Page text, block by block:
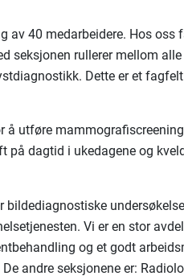
av 40 medarbeidere. Hos oss
seksjonen rullerer mellom alle
Dette er et
å utføre
på dagtid i ukedagene og
Vi er en stor
og et godt
andre seksjonene er: